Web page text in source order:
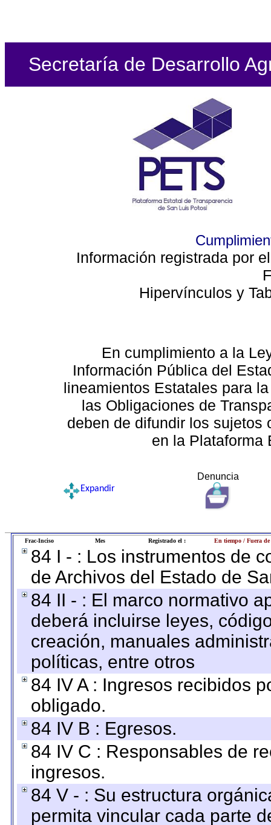
Secretaría de Desarrollo
Información registrada por
Hipervínculos y
En cumplimiento a la
Información Pública del
lineamientos Estatales para
las Obligaciones de
deben de difundir los sujetos
en la Plataforma
Denuncia
Expandir
Frac-Inciso Mes Registrado el : En tiempo / Fuera de
84 I - : Los instrumentos de
de Archivos del Estado de
84 II - : El marco normativo
deberá incluirse leyes,
creación, manuales
políticas, entre otros
84 IV A : Ingresos recibidos
obligado.
84 IV B : Egresos.
84 IV C : Responsables de
ingresos.
84 V - : Su estructura
permita vincular cada parte